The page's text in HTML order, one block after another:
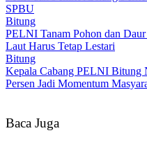
SPBU
Bitung
PELNI Tanam Pohon dan
Laut Harus Tetap Lestari
Bitung
Kepala Cabang PELNI Bitung
Persen Jadi Momentum
Baca Juga